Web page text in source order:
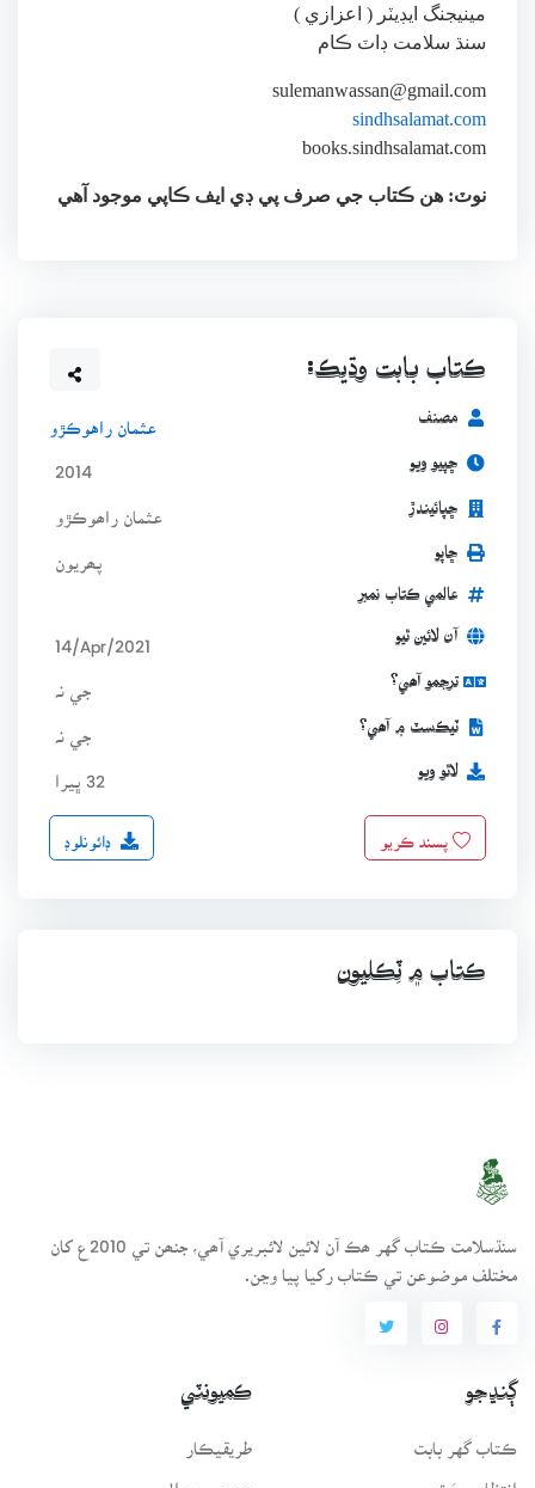
مينيجنگ ايڊيٽر ( اعزازي )
سنڌ سلامت ڊاٽ ڪام
sulemanwassan@gmail.com
sindhsalamat.com
books.sindhsalamat.com
نوٽ: ھن ڪتاب جي صرف پي ڊي ايف ڪاپي موجود آھي
ڪتاب بابت وڌيڪ:
مصنف عثمان راهوڪڙو
ڇپيو ويو 2014
ڇپائيندڙ عثمان راھوڪڙو
ڇاپو
عالمي ڪتاب نمبر
آن لائين ٿيو 14/Apr/2021
ترجمو آھي؟
ٽيڪسٽ ۾ آھي؟
لاٿو ويو 32 ڀيرا
پسند ڪريو ڊائونلوڊ
ڪتاب ۾ ٽِڪليون
سنڌسلامت ڪتاب گهر ھڪ آن لائين لائبريري آھي، جنھن تي 2010ع کان
مختلف موضوعن تي ڪتاب رکيا پيا وڃن.
ڳنڍجو
ڪتاب گهر بابت
انتظامي سَٿ
ڪميونٽي
طريقيڪار
عمومي سوال